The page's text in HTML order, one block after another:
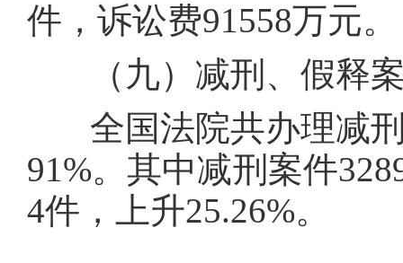
件，诉讼费91558万元。
（九）减刑、假释
全国法院共办理减刑
91%。其中减刑案件
4件，上升25.26%。